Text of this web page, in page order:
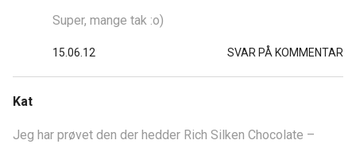
Super, mange tak :o)
15.06.12 SVAR PÅ KOMMENTAR
Kat
Jeg har prøvet den der hedder Rich Silken Chocolate –